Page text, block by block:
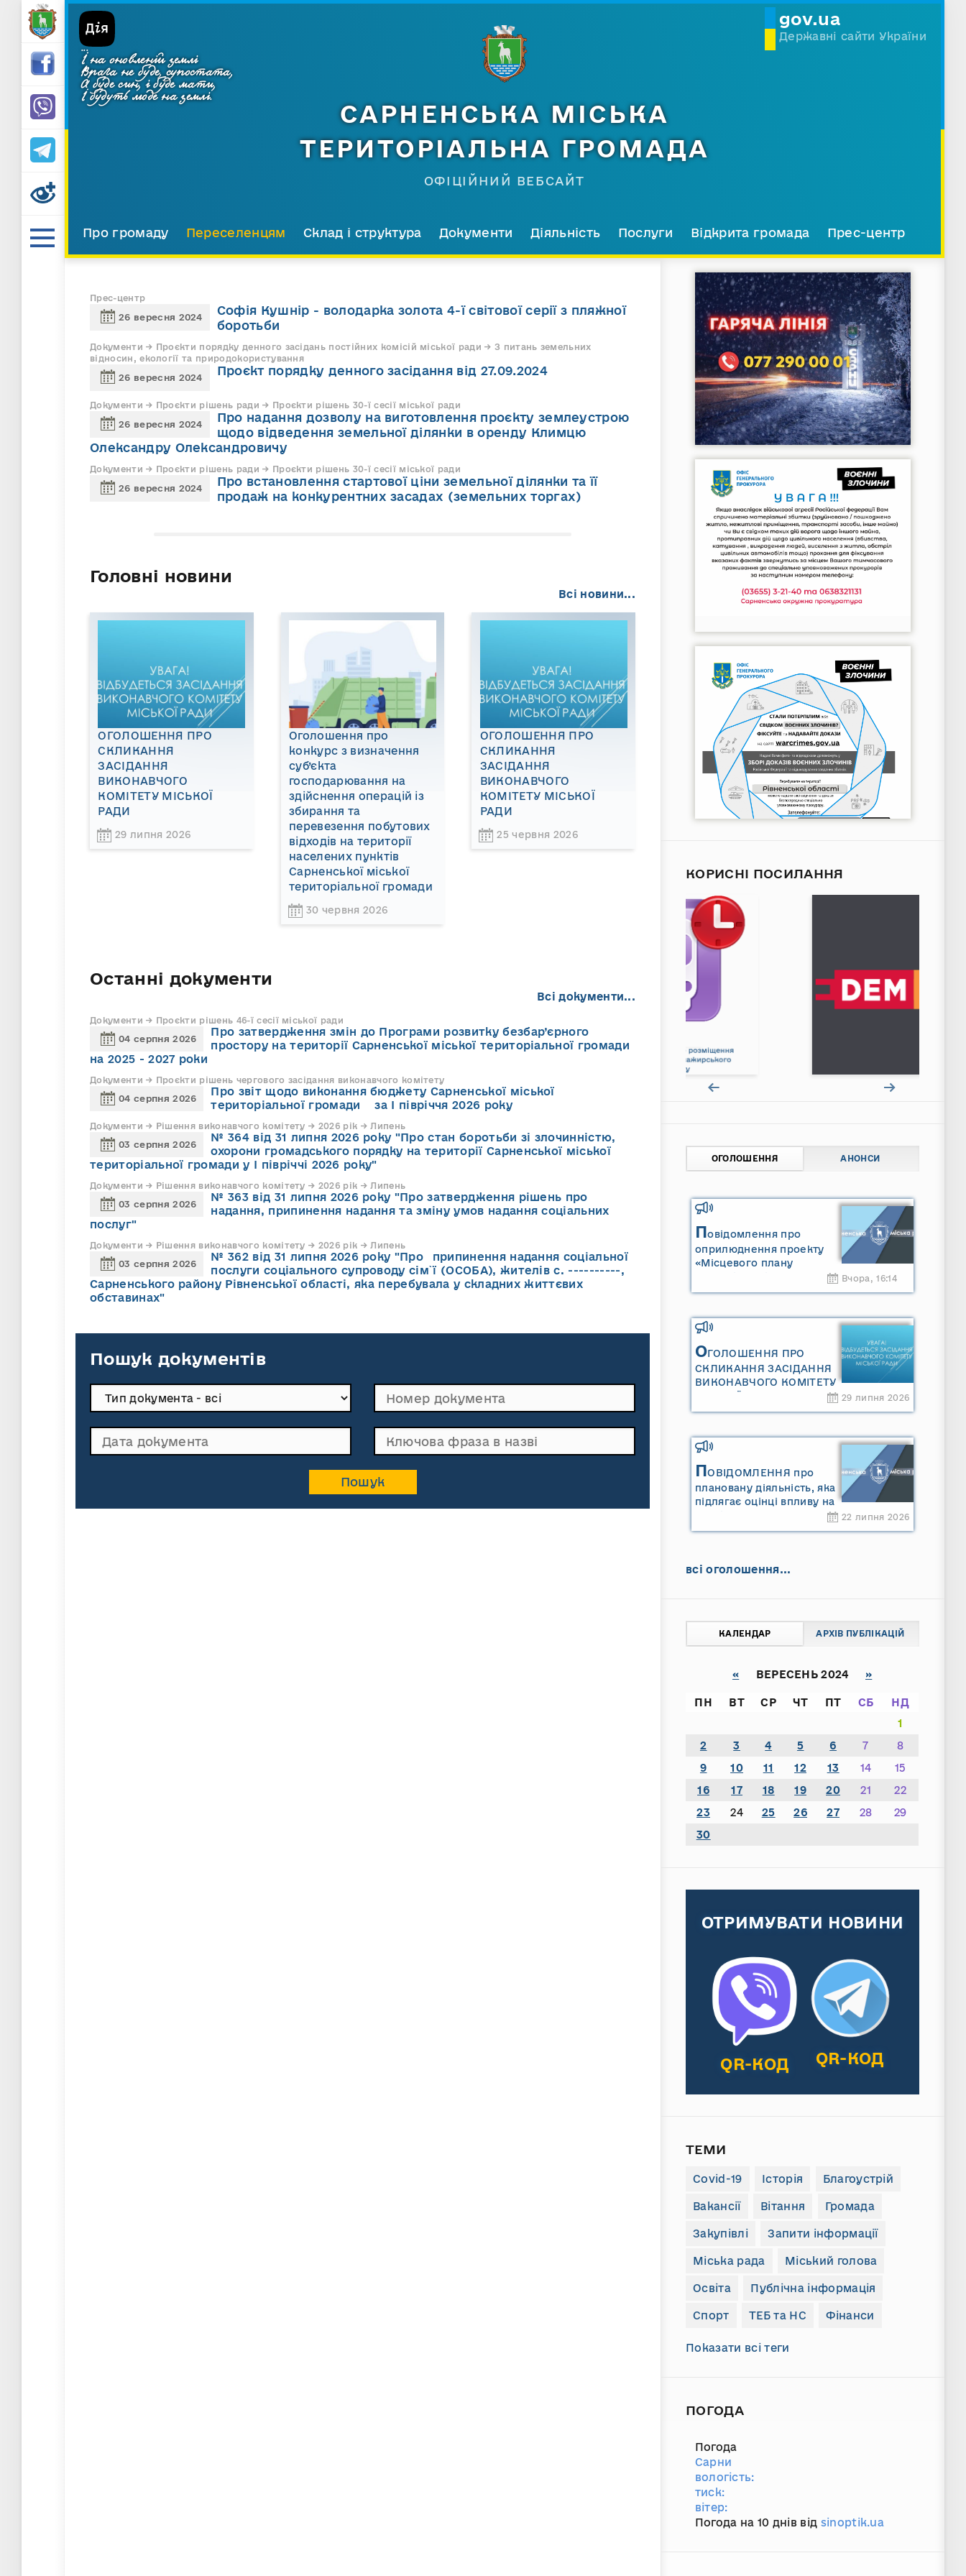
gov.ua
Державні сайти України
...
І на оновленій землі
Врага не буде, супостата,
А буде син, і буде мати,
І будуть люде на землі.
САРНЕНСЬКА МІСЬКА
ТЕРИТОРІАЛЬНА ГРОМАДА
ОФІЦІЙНИЙ ВЕБСАЙТ
Про громаду Переселенцям Склад і структура Документи Діяльність Послуги Відкрита громада Прес-центр
Прес-центр
26 вересня 2024
Софія Кушнір - володарка золота 4-ї світової серії з пляжної
боротьби
Документи → Проєкти порядку денного засідань постійних комісій міської ради → З питань земельних
відносин, екології та природокористування
26 вересня 2024 Проєкт порядку денного засідання від 27.09.2024
Документи → Проєкти рішень ради → Проєкти рішень 30-ї сесії міської ради
26 вересня 2024
Про надання дозволу на виготовлення проєкту землеустрою
щодо відведення земельної ділянки в оренду Климцю
Олександру Олександровичу
Документи → Проєкти рішень ради → Проєкти рішень 30-ї сесії міської ради
26 вересня 2024
Про встановлення стартової ціни земельної ділянки та її
продаж на конкурентних засадах (земельних торгах)
Головні новини
Всі новини...
ОГОЛОШЕННЯ ПРО
СКЛИКАННЯ
ЗАСІДАННЯ
ВИКОНАВЧОГО
КОМІТЕТУ МІСЬКОЇ
РАДИ
29 липня 2026
Оголошення про
конкурс з визначення
суб’єкта
господарювання на
здійснення операцій із
збирання та
перевезення побутових
відходів на території
населених пунктів
Сарненської міської
територіальної громади
30 червня 2026
ОГОЛОШЕННЯ ПРО
СКЛИКАННЯ
ЗАСІДАННЯ
ВИКОНАВЧОГО
КОМІТЕТУ МІСЬКОЇ
РАДИ
25 червня 2026
Останні документи
Всі документи...
Документи → Проєкти рішень 46-ї сесії міської ради
04 серпня 2026
Про затвердження змін до Програми розвитку безбар’єрного
простору на території Сарненської міської територіальної громади
на 2025 - 2027 роки
Документи → Проєкти рішень чергового засідання виконавчого комітету
04 серпня 2026
Про звіт щодо виконання бюджету Сарненської міської
територіальної громади за І півріччя 2026 року
Документи → Рішення виконавчого комітету → 2026 рік → Липень
03 серпня 2026
№ 364 від 31 липня 2026 року "Про стан боротьби зі злочинністю,
охорони громадського порядку на території Сарненської міської
територіальної громади у І півріччі 2026 року"
Документи → Рішення виконавчого комітету → 2026 рік → Липень
03 серпня 2026
№ 363 від 31 липня 2026 року "Про затвердження рішень про
надання, припинення надання та зміну умов надання соціальних
послуг"
Документи → Рішення виконавчого комітету → 2026 рік → Липень
03 серпня 2026
№ 362 від 31 липня 2026 року "Про припинення надання соціальної
послуги соціального супроводу cім`ї (ОСОБА), жителів с. ----------,
Сарненського району Рівненської області, яка перебувала у складних життєвих
обставинах"
Пошук документів
КОРИСНІ ПОСИЛАННЯ
ОГОЛОШЕННЯ АНОНСИ
Повідомлення про
оприлюднення проекту
«Місцевого плану
Сарненської міської
та «Звіту про стратегічну
екологічну оцінку
«Місцевого плану
управління відходами
Сарненської міської
територіальної громади»
Вчора, 16:14
ОГОЛОШЕННЯ ПРО
СКЛИКАННЯ ЗАСІДАННЯ
ВИКОНАВЧОГО КОМІТЕТУ
МІСЬКОЇ РАДИ
29 липня 2026
ПОВІДОМЛЕННЯ про
плановану діяльність, яка
підлягає оцінці впливу на
довкілля ТОВАРИСТВО З
ОБМЕЖЕНОЮ
22 липня 2026
всі оголошення...
КАЛЕНДАР АРХІВ ПУБЛІКАЦІЙ
« ВЕРЕСЕНЬ 2024 »
ПН ВТ СР ЧТ ПТ СБ
НД
1
2
3 4 5 6 7
8
9
10 11 12 13 14
15
16
17 18 19 20 21
22
23
24 25 26 27 28
29
30
ОТРИМУВАТИ НОВИНИ
QR-КОД QR-КОД
ТЕМИ
Covid-19 Історія Благоустрій
Вакансії Вітання Громада
Закупівлі Запити інформації
Міська рада Міський голова
Освіта Публічна інформація
Спорт ТЕБ та НС Фінанси
Показати всі теги
ПОГОДА
Погода
Сарни
вологість:
тиск:
вітер:
Погода на 10 днів від sinoptik.ua